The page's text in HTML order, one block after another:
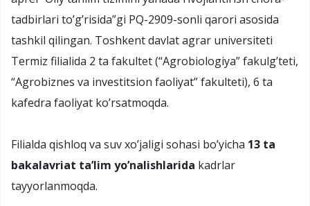
tadbirlari to’g’risida”gi PQ-2909-sonli qarori asosida
tashkil qilingan. Toshkent davlat agrar universiteti
Termiz filialida 2 ta fakultet (“Agrobiologiya” fakulg’teti,
“Agrobiznes va investitsion faoliyat” fakulteti), 6 ta
kafedra faoliyat ko’rsatmoqda.
Filialda qishloq va suv xo’jaligi sohasi bo’yicha 13 ta
bakalavriat ta’lim yo’nalishlarida kadrlar
tayyorlanmoqda.